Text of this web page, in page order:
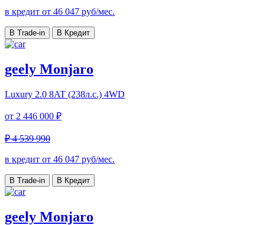
в кредит от 46 047 руб/мес.
В Trade-in В Кредит
geely Monjaro
Luxury 2.0 8AT (238л.с.) 4WD
от 2 446 000 ₽
₽ 4 539 990
в кредит от 46 047 руб/мес.
В Trade-in В Кредит
geely Monjaro